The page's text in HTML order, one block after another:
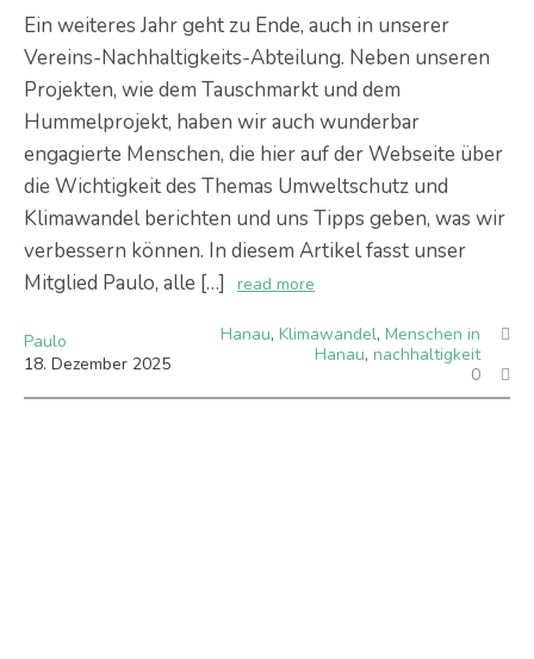
Ein weiteres Jahr geht zu Ende, auch in unserer
Vereins-Nachhaltigkeits-Abteilung. Neben unseren
Projekten, wie dem Tauschmarkt und dem
Hummelprojekt, haben wir auch wunderbar
engagierte Menschen, die hier auf der Webseite über
die Wichtigkeit des Themas Umweltschutz und
Klimawandel berichten und uns Tipps geben, was wir
verbessern können. In diesem Artikel fasst unser
Mitglied Paulo, alle […]
read more
Paulo
18. Dezember 2025
Hanau, Klimawandel, Menschen in
Hanau, nachhaltigkeit
0